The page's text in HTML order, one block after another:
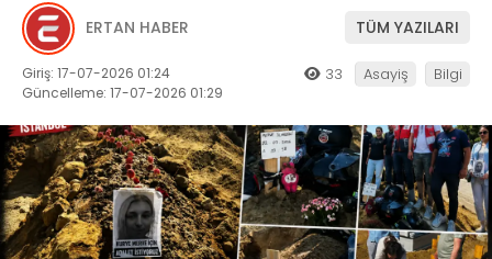
ERTAN HABER TÜM YAZILARI
Giriş: 17-07-2026 01:24
Güncelleme: 17-07-2026 01:29
33 Asayiş Bilgi